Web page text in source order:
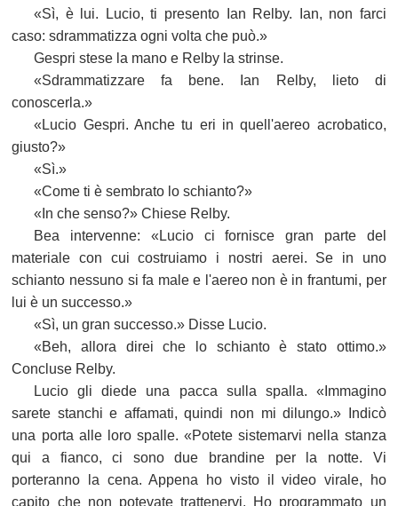
«Sì, è lui. Lucio, ti presento Ian Relby. Ian, non farci
caso: sdrammatizza ogni volta che può.»
Gespri stese la mano e Relby la strinse.
«Sdrammatizzare fa bene. Ian Relby, lieto di
conoscerla.»
«Lucio Gespri. Anche tu eri in quell'aereo acrobatico,
giusto?»
«Sì.»
«Come ti è sembrato lo schianto?»
«In che senso?» Chiese Relby.
Bea intervenne: «Lucio ci fornisce gran parte del
materiale con cui costruiamo i nostri aerei. Se in uno
schianto nessuno si fa male e l'aereo non è in frantumi, per
lui è un successo.»
«Sì, un gran successo.» Disse Lucio.
«Beh, allora direi che lo schianto è stato ottimo.»
Concluse Relby.
Lucio gli diede una pacca sulla spalla. «Immagino
sarete stanchi e affamati, quindi non mi dilungo.» Indicò
una porta alle loro spalle. «Potete sistemarvi nella stanza
qui a fianco, ci sono due brandine per la notte. Vi
porteranno la cena. Appena ho visto il video virale, ho
capito che non potevate trattenervi. Ho programmato un